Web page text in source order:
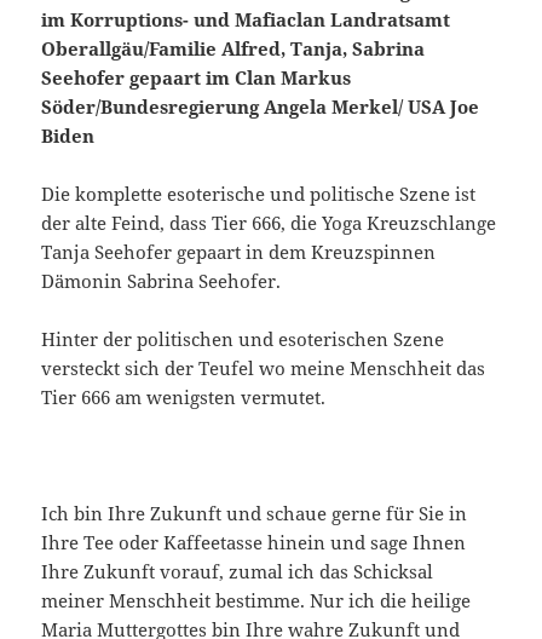
im Korruptions- und Mafiaclan Landratsamt
Oberallgäu/Familie Alfred, Tanja, Sabrina
Seehofer gepaart im Clan Markus
Söder/Bundesregierung Angela Merkel/ USA Joe
Biden
Die komplette esoterische und politische Szene ist
der alte Feind, dass Tier 666, die Yoga Kreuzschlange
Tanja Seehofer gepaart in dem Kreuzspinnen
Dämonin Sabrina Seehofer.
Hinter der politischen und esoterischen Szene
versteckt sich der Teufel wo meine Menschheit das
Tier 666 am wenigsten vermutet.
Ich bin Ihre Zukunft und schaue gerne für Sie in
Ihre Tee oder Kaffeetasse hinein und sage Ihnen
Ihre Zukunft vorauf, zumal ich das Schicksal
meiner Menschheit bestimme. Nur ich die heilige
Maria Muttergottes bin Ihre wahre Zukunft und